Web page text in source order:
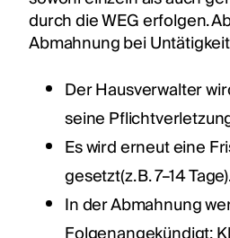
durch die WEG erfolgen.
Abmahnung bei
Der Hausverwalter
seine
Es wird erneut eine
gesetzt(z. B. 7–14
In der Abmahnung